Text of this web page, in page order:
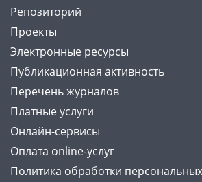
Репозиторий
Проекты
Электронные ресурсы
Публикационная активность
Перечень журналов
Платные услуги
Онлайн-сервисы
Оплата online-услуг
Политика обработки